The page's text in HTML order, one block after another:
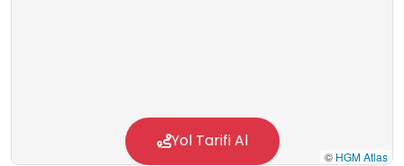
© HGM Atlas
Yol Tarifi Al